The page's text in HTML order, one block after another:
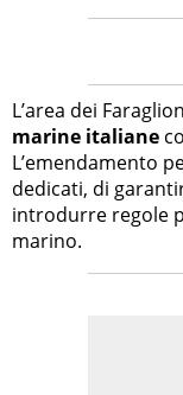
L’area dei
marine italiane
L’emendamento
dedicati, di
introdurre regole
marino.